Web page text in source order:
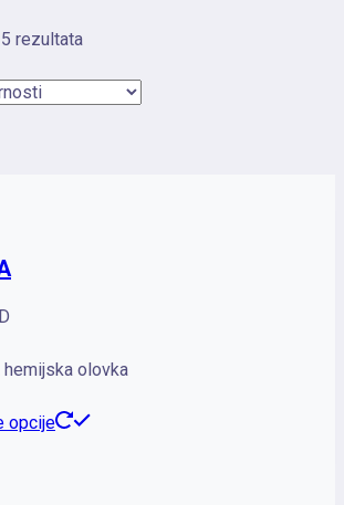
rezultataSortirano
popularnosti
hemijska olovka
opcije
Ovaj